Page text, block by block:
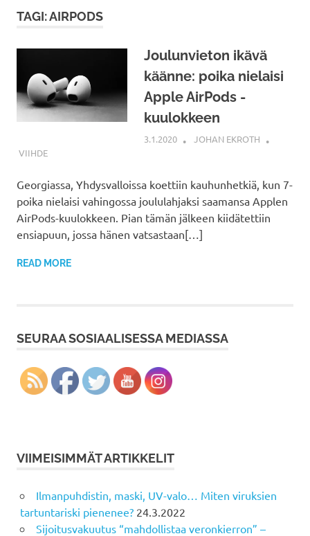
TAGI: AIRPODS
Joulunvieton ikävä
käänne: poika nielaisi
Apple AirPods -
kuulokkeen
3.1.2020
JOHAN EKROTH
VIIHDE
Georgiassa, Yhdysvalloissa koettiin kauhunhetkiä, kun 7-
poika nielaisi vahingossa joululahjaksi saamansa Applen
AirPods-kuulokkeen. Pian tämän jälkeen kiidätettiin
ensiapuun, jossa hänen vatsastaan[…]
READ MORE
SEURAA SOSIAALISESSA MEDIASSA
VIIMEISIMMÄT ARTIKKELIT
Ilmanpuhdistin, maski, UV-valo… Miten viruksien
tartuntariski pienenee? 24.3.2022
Sijoitusvakuutus “mahdollistaa veronkierron” –